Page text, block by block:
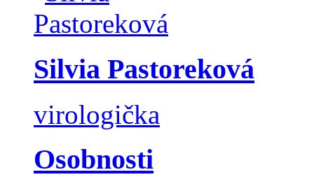
Silvia Pastoreková
virologička
Osobnosti